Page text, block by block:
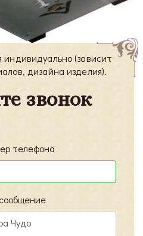
индивидуально (зависит
дизайна изделия).
звонок
телефона